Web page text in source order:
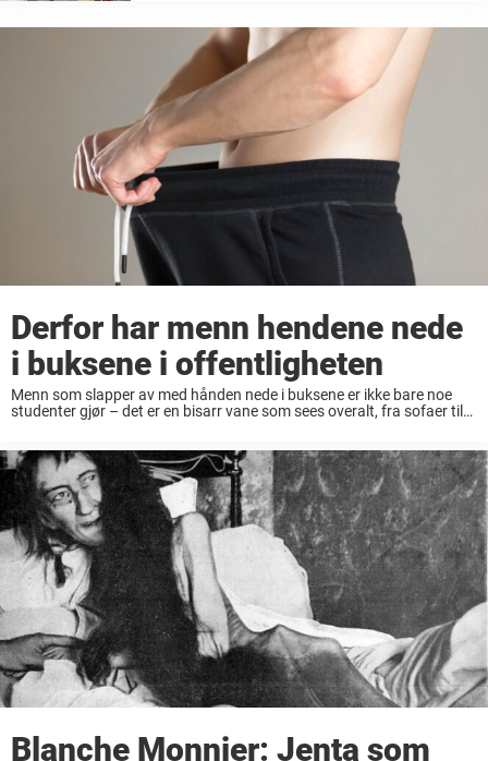
fødselen, ...
Derfor har menn hendene nede
i buksene i offentligheten
Menn som slapper av med hånden nede i buksene er ikke bare noe
studenter gjør – det er en bisarr vane som sees overalt, fra sofaer til
Blanche Monnier: Jenta som